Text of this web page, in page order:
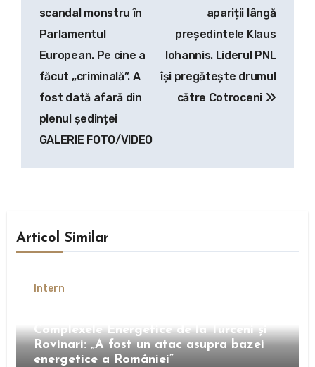
articole
scandal monstru în
Parlamentul
European. Pe cine a
făcut „criminală”. A
fost dată afară din
plenul ședinței
GALERIE FOTO/VIDEO
apariții lângă
președintele Klaus
Iohannis. Liderul PNL
își pregătește drumul
către Cotroceni
Articol Similar
Intern
Complexele Energetice de la Turceni și
Rovinari: „A fost un atac asupra bazei
energetice a României”